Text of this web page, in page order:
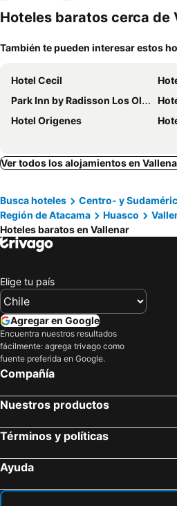
miento
Hoteles baratos cerca de
También te pueden interesar estos
Hotel Cecil
Park Inn by Radisson Los Olivos de Vallenar
Hotel Origenes
Ver todos los alojamientos en
Busca hoteles Centro- y
Región de Atacama
Huasco
Hoteles baratos en Vallenar
Elige tu país
Agregar en Google
Encuentra nuestros resultados
fácilmente: agrega trivago como
fuente preferida en Google.
Compañía
Nuestros productos
Términos y políticas
Ayuda